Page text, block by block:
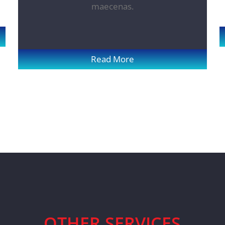
maecenas.
Read More